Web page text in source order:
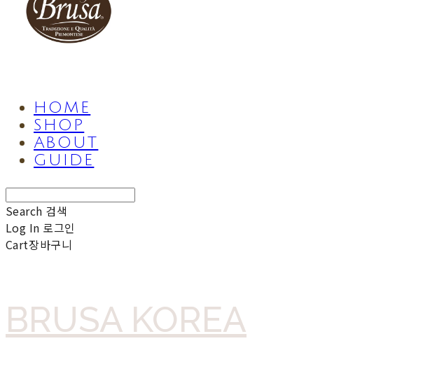
HOME
SHOP
ABOUT
GUIDE
Search 검색
Log In 로그인
Cart장바구니
BRUSA KOREA